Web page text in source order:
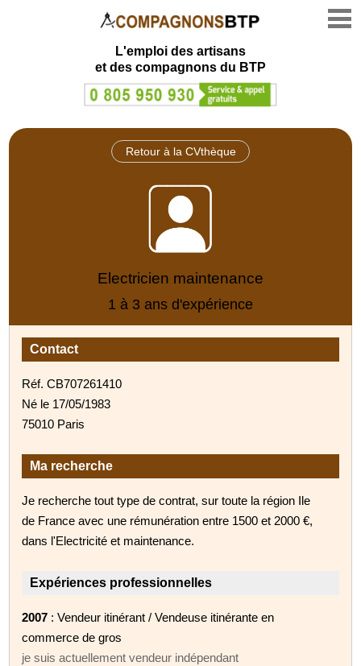
L'emploi des artisans
et des compagnons du BTP
Retour à la CVthèque
Electricien maintenance
1 à 3 ans d'expérience
Contact
Réf. CB707261410
Né le 17/05/1983
75010 Paris
Ma recherche
Je recherche tout type de contrat, sur toute la région Ile
de France avec une rémunération entre 1500 et 2000 €,
dans l'Electricité et maintenance.
Expériences professionnelles
2007 : Vendeur itinérant / Vendeuse itinérante en
commerce de gros
je suis actuellement vendeur indépendant